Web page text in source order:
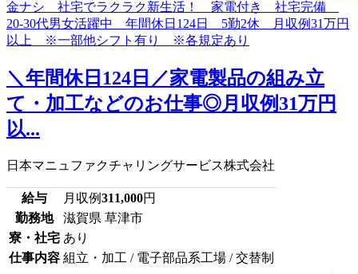
＼年間休日124日／家電製品の組み立
て・加工などのお仕事◎月収例31万円
以...
日本マニュファクチャリングサービス株式会社
給与 月収例311,000円
勤務地
滋賀県 草津市
寮・社宅 あり
仕事内容 組立・加工 / 電子部品系工場 / 交替制